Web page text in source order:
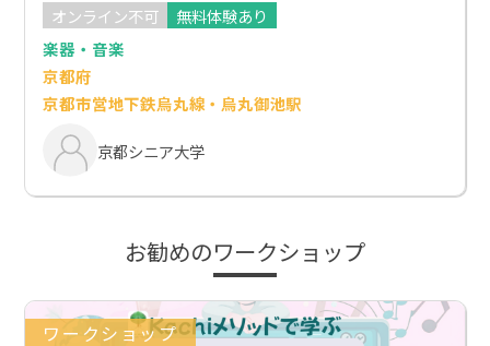
オンライン不可
無料体験あり
楽器・音楽
京都府
京都市営地下鉄烏丸線・烏丸御池駅
京都シニア大学
お勧めのワークショップ
ワークショップ